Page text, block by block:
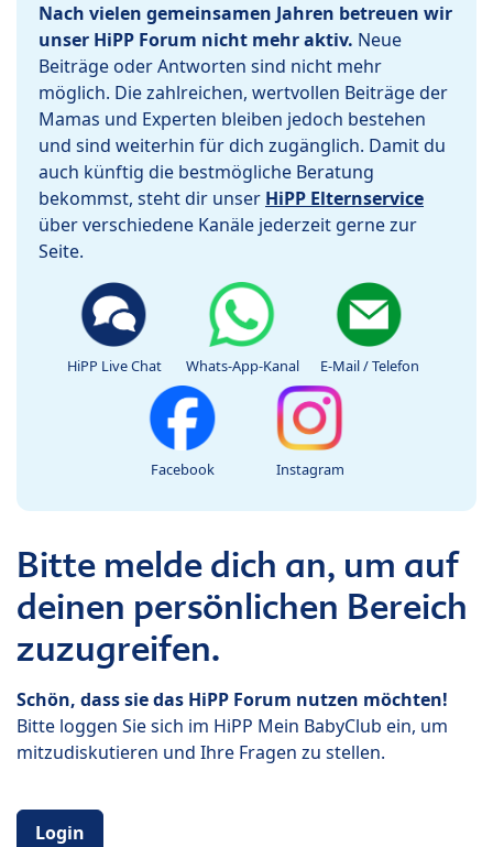
Nach vielen gemeinsamen Jahren betreuen wir
unser HiPP Forum nicht mehr aktiv. Neue
Beiträge oder Antworten sind nicht mehr
möglich. Die zahlreichen, wertvollen Beiträge der
Mamas und Experten bleiben jedoch bestehen
und sind weiterhin für dich zugänglich. Damit du
auch künftig die bestmögliche Beratung
bekommst, steht dir unser HiPP Elternservice
über verschiedene Kanäle jederzeit gerne zur
Seite.
HiPP Live Chat Whats-App-Kanal E-Mail / Telefon
Facebook Instagram
Bitte melde dich an, um auf
deinen persönlichen Bereich
zuzugreifen.
Schön, dass sie das HiPP Forum nutzen möchten!
Bitte loggen Sie sich im HiPP Mein BabyClub ein, um
mitzudiskutieren und Ihre Fragen zu stellen.
Login